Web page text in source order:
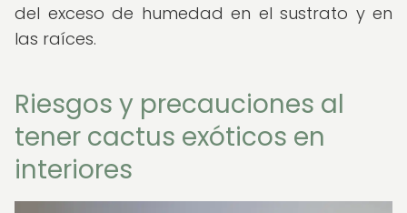
del exceso de humedad en el sustrato y en
las raíces.
Riesgos y precauciones al
tener cactus exóticos en
interiores